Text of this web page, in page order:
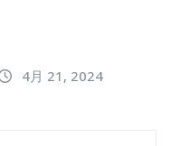
4月 21, 2024